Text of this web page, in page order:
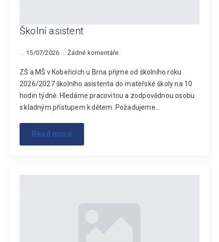
Školní asistent
15/07/2026 Žádné komentáře
ZŠ a MŠ v Kobeřicích u Brna přijme od školního roku
2026/2027 školního asistenta do mateřské školy na 10
hodin týdně. Hledáme pracovitou a zodpovědnou osobu
s kladným přístupem k dětem. Požadujeme…
Read more